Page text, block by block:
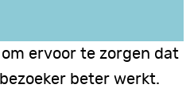
ervoor te zorgen dat
beter werkt.